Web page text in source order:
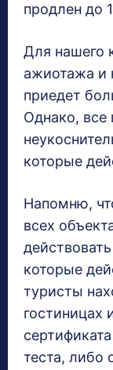
продлен до
Для нашего
ажиотажа и
приедет
Однако, все
которые
Напомню,
всех
которые
туристы
гостиницах
теста, либо